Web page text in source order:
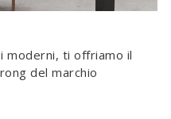
moderni, ti offriamo il
del marchio